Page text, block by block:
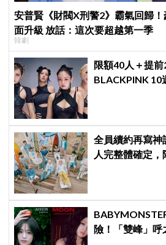
安普賢《財閥X刑警2》霸氣回歸
面升級 放話：這次要超越第一季
韓劇
限額40人＋提前
BLACKPINK 10
全員續約再寫神
人完整體確定
險！「雙峰」